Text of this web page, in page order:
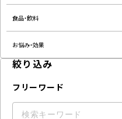
食品・飲料
お悩み・効果
絞り込み
フリーワード